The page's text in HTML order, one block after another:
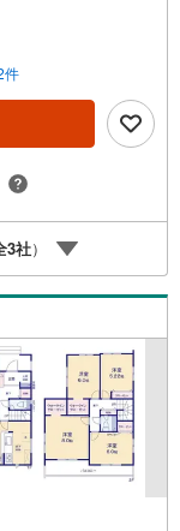
ムーズにご案内が
後にアンケート記
ゼント（1組様1回
紹介3.不動産ご購
討中のお客様、ご紹
レゼント更にご紹介
！詳しくはスタッ
ス、授乳室、ベビ
い『あったら良い
ー、紙おむつ、ア
ニター等
件
3社）